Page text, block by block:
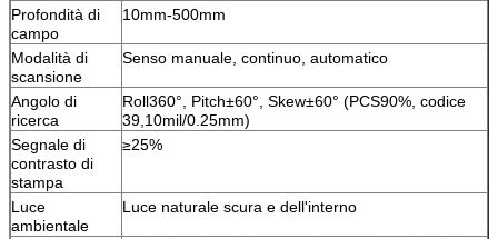
Profondità di
campo
10mm-500mm
Modalità di
scansione
Senso manuale, continuo, automatico
Angolo di
ricerca
Roll360°, Pitch±60°, Skew±60° (PCS90%, codice
39,10mil/0.25mm)
Segnale di
contrasto di
stampa
≥25%
Luce
ambientale
Luce naturale scura e dell'interno